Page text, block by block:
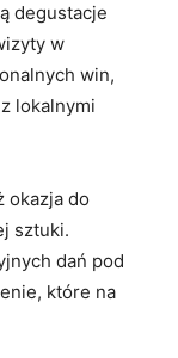
degustacje
w
win,
lokalnymi
okazja do
sztuki.
dań⁢ pod
które na